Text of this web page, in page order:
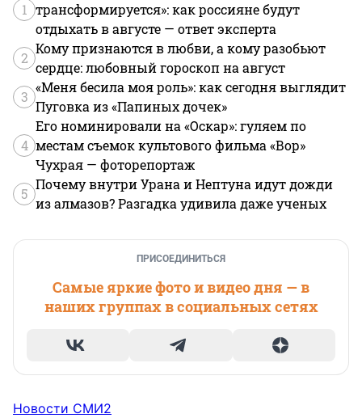
1 трансформируется»: как россияне будут
отдыхать в августе — ответ эксперта
2
Кому признаются в любви, а кому разобьют
сердце: любовный гороскоп на август
3
«Меня бесила моя роль»: как сегодня выглядит
Пуговка из «Папиных дочек»
4
Его номинировали на «Оскар»: гуляем по
местам съемок культового фильма «Вор»
Чухрая — фоторепортаж
5
Почему внутри Урана и Нептуна идут дожди
из алмазов? Разгадка удивила даже ученых
ПРИСОЕДИНИТЬСЯ
Самые яркие фото и видео дня — в
наших группах в социальных сетях
Новости СМИ2